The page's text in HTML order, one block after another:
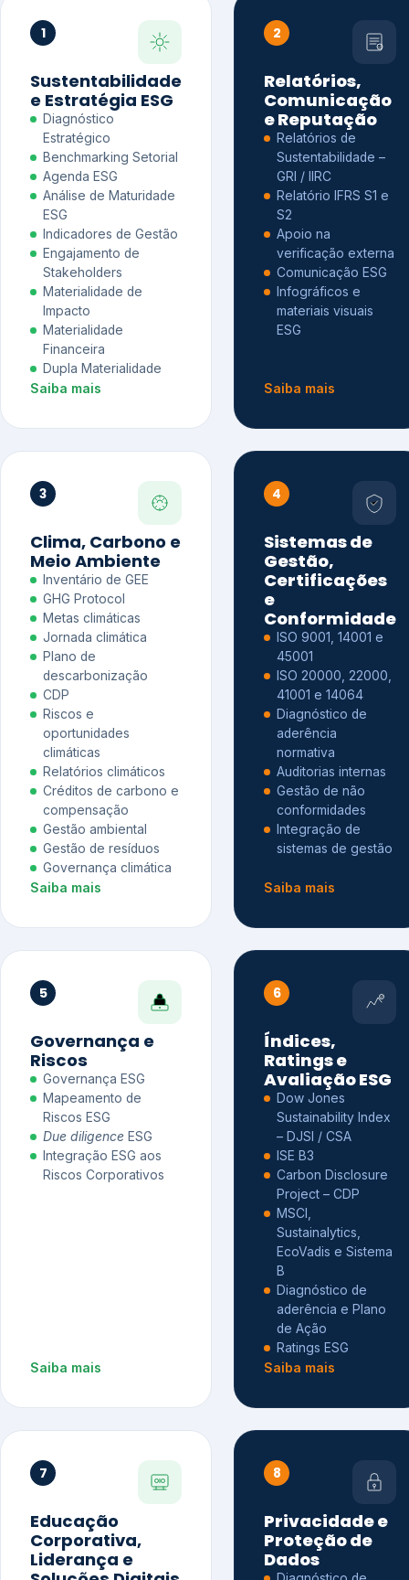
1
Sustentabilidade
e Estratégia ESG
Diagnóstico
Estratégico
Benchmarking Setorial
Agenda ESG
Análise de Maturidade
ESG
Indicadores de Gestão
Engajamento de
Stakeholders
Materialidade de
Impacto
Materialidade
Financeira
Dupla Materialidade
Saiba mais
2
Relatórios,
Comunicação
e Reputação
Relatórios de
Sustentabilidade –
GRI / IIRC
Relatório IFRS S1 e
S2
Apoio na
verificação externa
Comunicação ESG
Infográficos e
materiais visuais
ESG
Saiba mais
3
Clima, Carbono e
Meio Ambiente
Inventário de GEE
GHG Protocol
Metas climáticas
Jornada climática
Plano de
descarbonização
CDP
Riscos e
oportunidades
climáticas
Relatórios climáticos
Créditos de carbono e
compensação
Gestão ambiental
Gestão de resíduos
Governança climática
Saiba mais
4
Sistemas de
Gestão,
Certificações
e
Conformidade
ISO 9001, 14001 e
45001
ISO 20000, 22000,
41001 e 14064
Diagnóstico de
aderência
normativa
Auditorias internas
Gestão de não
conformidades
Integração de
sistemas de gestão
Saiba mais
5
Governança e
Riscos
Governança ESG
Mapeamento de
Riscos ESG
Due diligence ESG
Integração ESG aos
Riscos Corporativos
Saiba mais
6
Índices,
Ratings e
Avaliação ESG
Dow Jones
Sustainability Index
– DJSI / CSA
ISE B3
Carbon Disclosure
Project – CDP
MSCI,
Sustainalytics,
EcoVadis e Sistema
B
Diagnóstico de
aderência e Plano
de Ação
Ratings ESG
Saiba mais
7
Educação
Corporativa,
Liderança e
8
Privacidade e
Proteção de
Dados